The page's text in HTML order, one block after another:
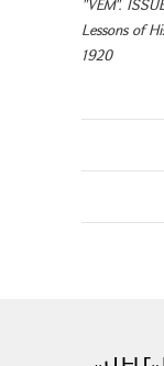
"VEM".
Lessons of
1920